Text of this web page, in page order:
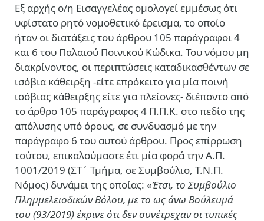
Εξ αρχής ο/η Εισαγγελέας ομολογεί εμμέσως ότι
υφίστατο ρητόνομοθετικό έρεισμα, το οποίο
ήταν οι διατάξεις του άρθρου 105 παράγραφοι 4
και 6 του Παλαιού Ποινικού Κώδικα. Του νόμου μη
διακρίνοντος, οι περιπτώσεις καταδικασθέντων σε
ισόβια κάθειρξη -είτε επρόκειτο για μία ποινή
ισόβιας κάθειρξης είτε για πλείονες- διέποντο από
το άρθρο 105 παράγραφος 4 Π.Π.Κ. στο πεδίο της
απόλυσης υπό όρους, σε συνδυασμό με την
παράγραφο 6 του αυτού άρθρου. Προς επίρρωση
τούτου, επικαλούμαστε έτι μία φορά την Α.Π.
1001/2019 (ΣΤ΄ Τμήμα, σε Συμβούλιο, Τ.Ν.Π.
Νόμος) δυνάμει της οποίας: «Έτσι, το Συμβούλιο
Πλημμελειοδικών Βόλου, με το ως άνω Βούλευμά
του (93/2019) έκρινε ότι δεν συνέτρεχαν οι τυπικές